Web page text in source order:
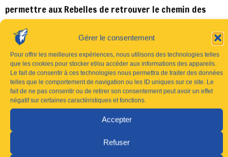
Gérer le consentement
Pour offrir les meilleures expériences, nous utilisons des technologies telles
que les cookies pour stocker et/ou accéder aux informations des appareils.
Le fait de consentir à ces technologies nous permettra de traiter des données
telles que le comportement de navigation ou les ID uniques sur ce site. Le
fait de ne pas consentir ou de retirer son consentement peut avoir un effet
négatif sur certaines caractéristiques et fonctions.
Accepter
Refuser
permettre aux Rebelles de retrouver le chemin des
filets en fin de première période. Deux derniers arrêts
magnifiques d’Ophélie Tonds (10 dans la mi-temps) et
des buts d’Elisa Techer et Sabrina Abdellahi donnent
finalement un peu plus d’air aux Amandinoises qui
mènent 19-12 après 30 minutes de jeu.
Seconde période
Un matelas perdu au retour des vestiaires, avec deux
suspensions de 2 minutes. La première pour Eva Mbata,